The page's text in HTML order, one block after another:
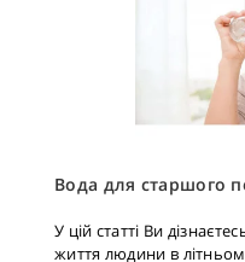
Вода для старшого
У цій статті Ви
життя людини в